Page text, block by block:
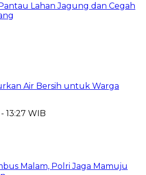
Lahan Jagung dan Cegah
Air Bersih untuk Warga
13:27 WIB
Malam, Polri Jaga Mamuju